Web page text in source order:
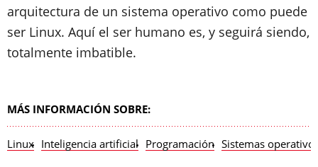
arquitectura de un sistema operativo como puede
ser Linux. Aquí el ser humano es, y seguirá siendo,
totalmente imbatible.
MÁS INFORMACIÓN SOBRE:
Linux Inteligencia artificial Programación Sistemas